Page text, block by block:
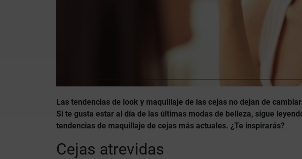
Las tendencias de look y maquillaje de las cejas no dejan de
Si te gusta estar al día de las últimas modas de belleza, sigue
tendencias de maquillaje de cejas más actuales. ¿Te inspirarás?
Cejas atrevidas